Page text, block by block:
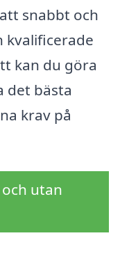
snabbt och
kvalificerade
kan du göra
det bästa
krav på
utan